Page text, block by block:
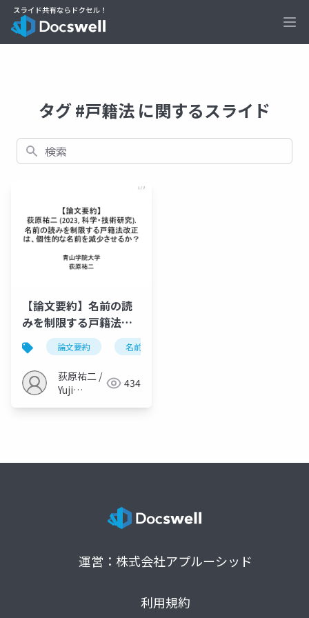
タグ #戸籍法 に関するスライド
検索
【論文要約】名前の読
みを制限する戸籍法改
正は、個性的な名前を
減少させるか？（荻原,
2023, 科学・技術研
究）
論文要約 名前
荻原祐二 /
Yuji
434
運営：株式会社アプルーシッド
利用規約